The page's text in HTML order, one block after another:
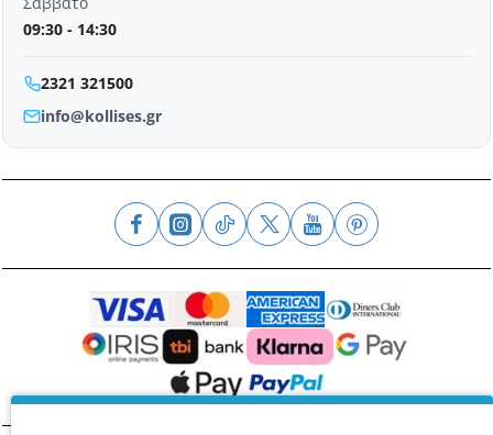
09:30 - 14:30
2321 321500
info@kollises.gr